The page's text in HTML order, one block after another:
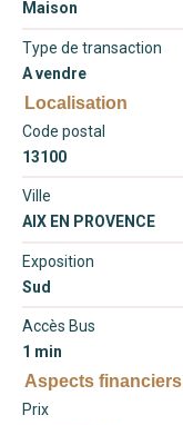
Maison
Type de transaction
A vendre
Localisation
Code postal
13100
Ville
AIX EN PROVENCE
Exposition
Sud
Accès Bus
1 min
Aspects financiers
Prix